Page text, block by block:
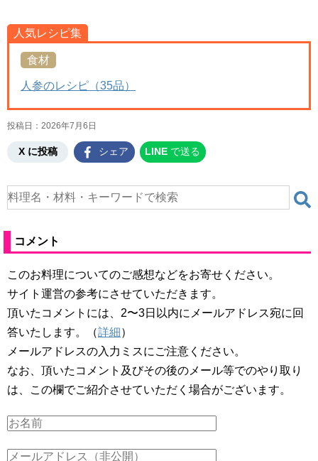
人気レシピ集
食材
人参のレシピ（35品）
投稿日： 2026年7月6日
X に投稿 シェア LINE で送る
コメント
このお料理についてのご感想などをお寄せください。
サイト運営の参考にさせていただきます。
頂いたコメントには、2〜3日以内にメールアドレス宛に回
答いたします。（詳細）
メールアドレスの入力ミスにご注意ください。
なお、頂いたコメント及びその後のメール等でのやり取り
は、この欄でご紹介させていただく場合がございます。